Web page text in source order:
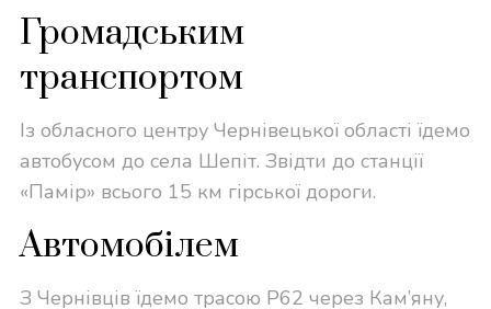
Громадським
транспортом
Із обласного центру Чернівецької області їдемо
автобусом до села Шепіт. Звідти до станції
«Памір» всього 15 км гірської дороги.
Автомобілем
З Чернівців їдемо трасою P62 через Кам’яну,